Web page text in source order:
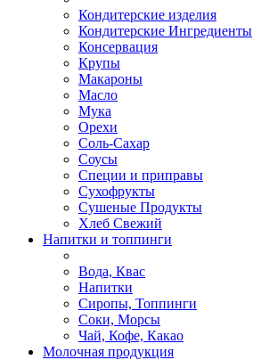
Кондитерские изделия
Кондитерские Ингредиенты
Консервация
Крупы
Макароны
Масло
Мука
Орехи
Соль-Сахар
Соусы
Специи и приправы
Сухофрукты
Сушеные Продукты
Хлеб Свежий
Напитки и топпинги
Вода, Квас
Напитки
Сиропы, Топпинги
Соки, Морсы
Чай, Кофе, Какао
Молочная продукция